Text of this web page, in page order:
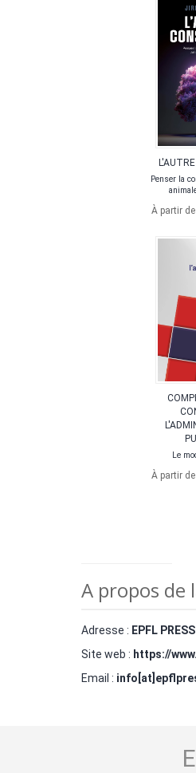
Penser la
À partir de
Le
À partir de
A propos de
Adresse : EPFL
Site web : https://
Email :